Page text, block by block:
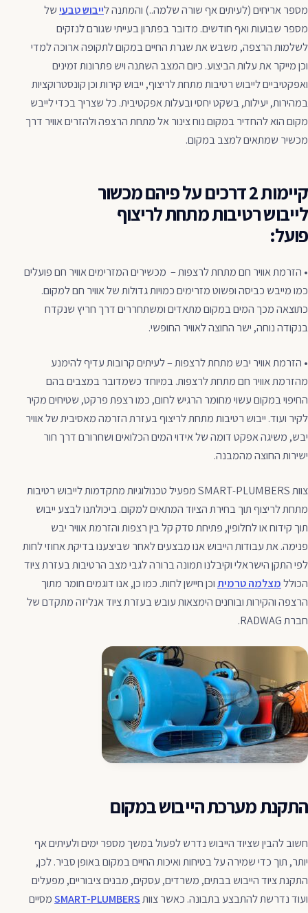
מספר אריחים (לעיתים אף שורה שלמה..) והמתנה לייבוש טבעישל
מספר שבועות ואף חודשים. מדובר בפתרון בעייתי שגורם לנזקים
לשלמות הרצפה, משבש את שגרת החיים במקום לתקופה ארוכה למדי
וכן מייקר את עלות הביצוע. כיום המצב השתנה ויש פתרונות זמינים
ואפקטיביים לייבוש רטיבות מתחת לריצוף, ייבוש קירות וכן קונסטרוקציות
במהירות, יעילות, בשקט יחסי ובעלות אפקטיבית. כל שצריך בכדי לייבש
מקום הוא להחדיר במקום נוח צינור אל מתחת הרצפה ולהזרים אוויר דרך
מכשיר שמתאים למצב במקום.
קיימות 2 דרכים על פיהם מכשור
לייבוש רטיבות מתחת לריצוף
פועל:
• הזרמת אוויר חם מתחת לרצפות – מכשירים המזרימים אוויר חם פועלים
כמו מייבש כביסה ופשוט מזרימים כמויות גדולות של אוויר חם למקום.
כתוצאה מכך המים במקום מתאדים ומשתחררים דרך חריץ שנקדח
בנקודה נוחה, ישר החוצה לאוויר החופשי.
• הזרמת אוויר יבש מתחת לרצפות – לעיתים קרובות עדיף להימנע
מהזרמת אוויר חם מתחת לרצפות. במיוחד כשמדובר במצבים בהם
החיפוי במקום עשוי מחומר הרגיש לחום, כמו רצפת פרקט, שטיחים מקיר
לקיר ועוד. ייבוש רטיבות מתחת לריצוף בעזרת הזרמה מאסיבית של אוויר
יבש, משיגה אפקט דומה של אידוי המים הכלואים ושחרורם דרך חור
ישירות החוצה מהמבנה.
צוות SMART-PLUMBERS מפעיל טכנולוגיות מתקדמות לייבוש רטיבות
מתחת לריצוף תוך בחירת הציוד המתאים למקום. ביכולתנו לבצע ייבוש
תוך קידוח או לחלופין, פתיחת סדק קל בין רצפות והזרמת אוויר יבש
פנימה. את עבודות הייבוש אנו מבצעים לאחר שביצענו בדיקת אחוזי לחות
לפי התקן הישראלי וקיבלנו תמונה ברורה לגבי מצב הרטיבות בעזרת ציוד
הכוללמצלמה טרמיתוכן חיישן לחות. כמו כן, אנו דוגמים חומר מתוך
הרצפה והקירות ובוחנים הימצאות עובש בעזרת ציוד אנליזה מתקדם של
חברת RADWAG.
התקנת מערכת הייבוש במקום
חשוב להבין שציוד הייבוש נדרש לפעול במשך מספר ימים ולעיתים אף
יותר, תוך כדי שמירה על בטיחות ואיכות החיים במקום באופן סביר. לכן,
התקנת ציוד הייבוש בבתים, משרדים, עסקים, מבנים ציבוריים, מפעלים
ועוד נדרשת להתבצע בתבונה. כאשר צוותSMART-PLUMBERSמסיים